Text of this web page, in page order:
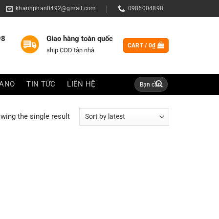
khanhphan0492@gmail.com 0986004898
Giao hàng toàn quốc
ship COD tận nhà
CART / 0₫
TIN TỨC LIÊN HỆ
Search
for:
the single result